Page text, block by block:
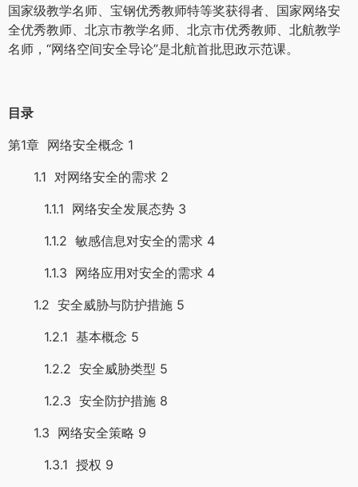
国家级教学名师、宝钢优秀教师特等奖获得者、国家网络安
全优秀教师、北京市教学名师、北京市优秀教师、北航教学
名师，“网络空间安全导论”是北航首批思政示范课。
目录
第1章 网络安全概念 1
1.1 对网络安全的需求 2
1.1.1 网络安全发展态势 3
1.1.2 敏感信息对安全的需求 4
1.1.3 网络应用对安全的需求 4
1.2 安全威胁与防护措施 5
1.2.1 基本概念 5
1.2.2 安全威胁类型 5
1.2.3 安全防护措施 8
1.3 网络安全策略 9
1.3.1 授权 9